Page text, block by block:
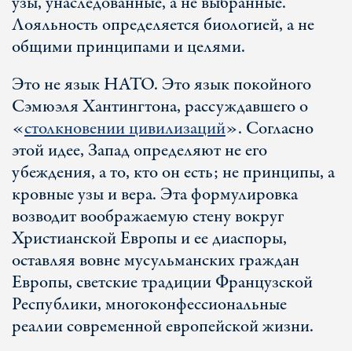
Лояльность определяется биологией, а не
общими принципами и целями.
Это не язык НАТО. Это язык покойного
Сэмюэля Хантингтона, рассуждавшего о
«столкновении цивилизаций». Согласно
этой идее, Запад определяют не его
убеждения, а то, кто он есть; не принципы, а
кровные узы и вера. Эта формулировка
возводит воображаемую стену вокруг
Христианской Европы и ее диаспоры,
оставляя вовне мусульманских граждан
Европы, светские традиции Французской
Республики, многоконфессиональные
реалии современной европейской жизни.